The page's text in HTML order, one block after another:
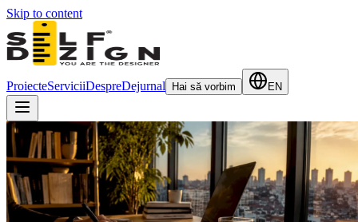
Skip to content
ProiecteServiciiDespreDejurnal Hai să vorbim EN